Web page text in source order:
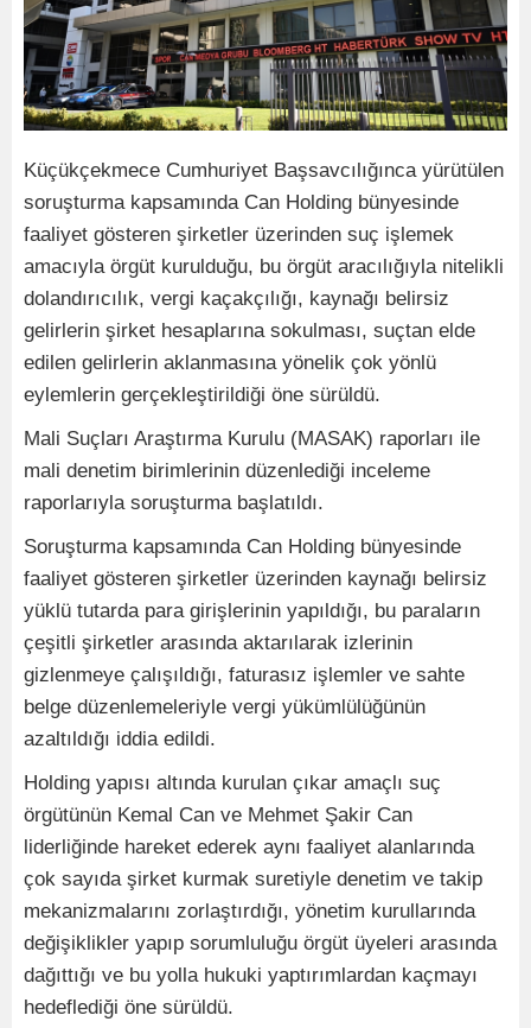
Küçükçekmece Cumhuriyet Başsavcılığınca yürütülen
soruşturma kapsamında Can Holding bünyesinde
faaliyet gösteren şirketler üzerinden suç işlemek
amacıyla örgüt kurulduğu, bu örgüt aracılığıyla nitelikli
dolandırıcılık, vergi kaçakçılığı, kaynağı belirsiz
gelirlerin şirket hesaplarına sokulması, suçtan elde
edilen gelirlerin aklanmasına yönelik çok yönlü
eylemlerin gerçekleştirildiği öne sürüldü.
Mali Suçları Araştırma Kurulu (MASAK) raporları ile
mali denetim birimlerinin düzenlediği inceleme
raporlarıyla soruşturma başlatıldı.
Soruşturma kapsamında Can Holding bünyesinde
faaliyet gösteren şirketler üzerinden kaynağı belirsiz
yüklü tutarda para girişlerinin yapıldığı, bu paraların
çeşitli şirketler arasında aktarılarak izlerinin
gizlenmeye çalışıldığı, faturasız işlemler ve sahte
belge düzenlemeleriyle vergi yükümlülüğünün
azaltıldığı iddia edildi.
Holding yapısı altında kurulan çıkar amaçlı suç
örgütünün Kemal Can ve Mehmet Şakir Can
liderliğinde hareket ederek aynı faaliyet alanlarında
çok sayıda şirket kurmak suretiyle denetim ve takip
mekanizmalarını zorlaştırdığı, yönetim kurullarında
değişiklikler yapıp sorumluluğu örgüt üyeleri arasında
dağıttığı ve bu yolla hukuki yaptırımlardan kaçmayı
hedeflediği öne sürüldü.